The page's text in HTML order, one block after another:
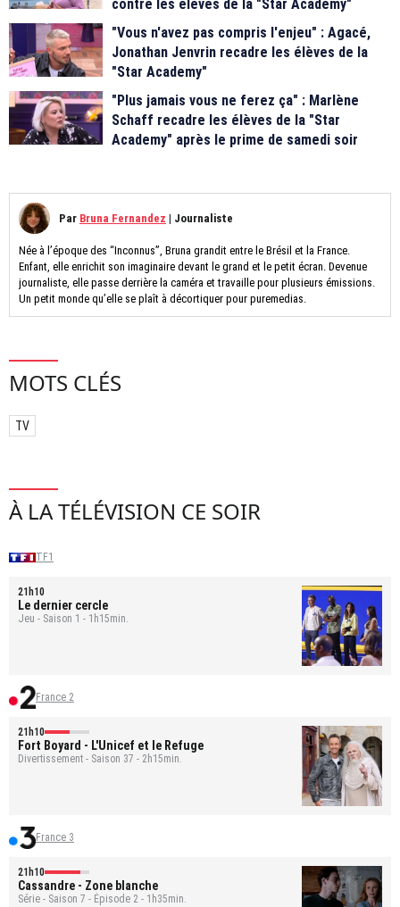
contre les élèves de la "Star Academy"
"Vous n'avez pas compris l'enjeu" : Agacé,
Jonathan Jenvrin recadre les élèves de la
"Star Academy"
"Plus jamais vous ne ferez ça" : Marlène
Schaff recadre les élèves de la "Star
Academy" après le prime de samedi soir
Par Bruna Fernandez | Journaliste
Née à l’époque des “Inconnus”, Bruna grandit entre le Brésil et la France.
Enfant, elle enrichit son imaginaire devant le grand et le petit écran. Devenue
journaliste, elle passe derrière la caméra et travaille pour plusieurs émissions.
Un petit monde qu’elle se plaît à décortiquer pour puremedias.
MOTS CLÉS
TV
À LA TÉLÉVISION CE SOIR
TF1
21h10
Le dernier cercle
Jeu - Saison 1 - 1h15min.
France 2
21h10
Fort Boyard - L'Unicef et le Refuge
Divertissement - Saison 37 - 2h15min.
France 3
21h10
Cassandre - Zone blanche
Série - Saison 7 - Épisode 2 - 1h35min.